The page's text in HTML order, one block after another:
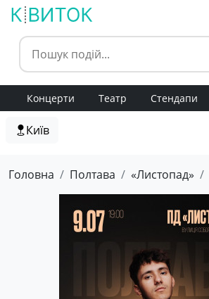
Концерти Театр Стендапи
Київ
Головна Полтава «Листопад»